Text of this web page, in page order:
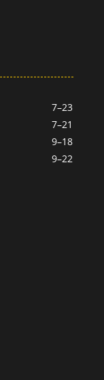
7–23
7–21
9–18
9–22